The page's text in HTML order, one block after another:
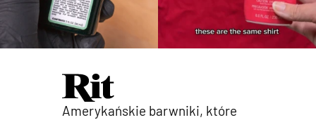
Amerykańskie barwniki, które